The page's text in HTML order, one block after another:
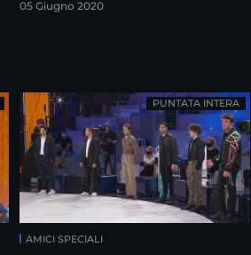
05 Giugno 2020
AMICI SPECIALI
PUNTATA INTERA